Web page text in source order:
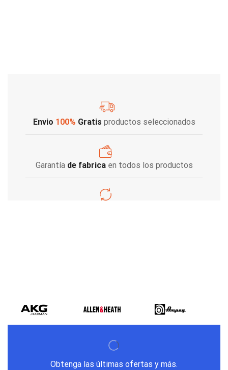
Envio 100% Gratis productos seleccionados
Garantía de fabricaen todos los productos
Obtenga las últimas ofertas y más.